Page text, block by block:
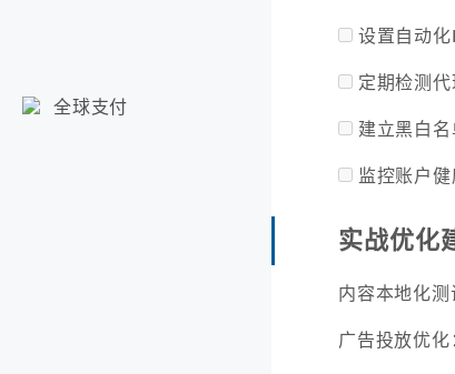
全球支付
设置自动化
定期检测
建立黑白名
监控账户健
实战优化
内容本地化
广告投放优